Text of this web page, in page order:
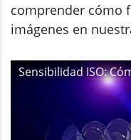
comprender cómo
imágenes en
Sensibilidad ISO: